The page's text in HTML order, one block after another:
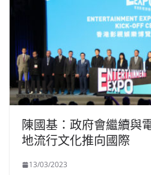
陳國基：政府會繼續與
地流行文化推向國際
13/03/2023